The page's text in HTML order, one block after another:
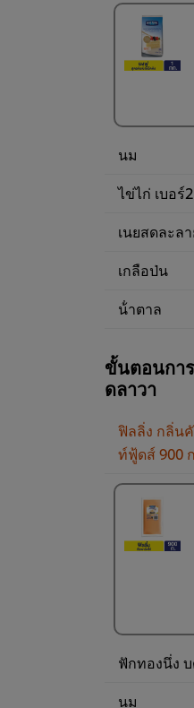
นม
ไข่ไก่ เบอร์2
เนยสดละล
เกลือป่น
น้ําตาล
ขั้นตอนกา
ดลาวา
ฟิลลิ่ง กลิ่น
ท์ฟู้ดส์ 900
ฟักทองนึ่ง
นม